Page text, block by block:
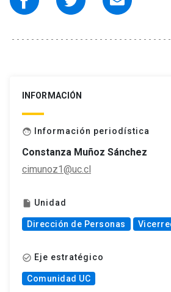
INFORMACIÓN
face Información periodística
Constanza Muñoz Sánchez
cimunoz1@uc.cl
insert_drive_file Unidad
Dirección de Personas
check_circle_outline Eje estratégico
Comunidad UC